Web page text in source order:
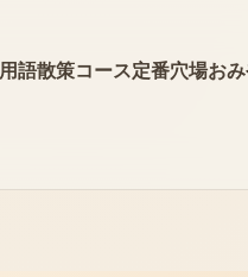
用語散策コース定番穴場お